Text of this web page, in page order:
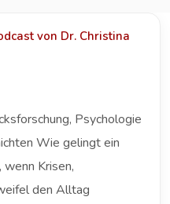
von Dr. Christina
Psychologie
Wie gelingt ein
Krisen,
den Alltag